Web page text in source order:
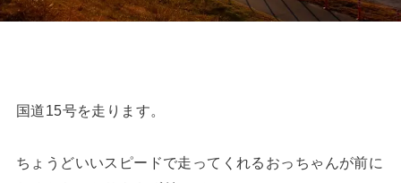
国道15号を走ります。
ちょうどいいスピードで走ってくれるおっちゃんが前に